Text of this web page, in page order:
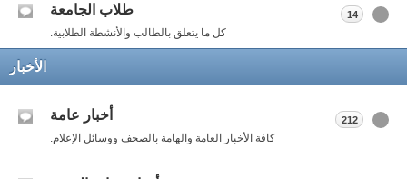
طلاب الجامعة
كل ما يتعلق بالطالب والأنشطة الطلابية.
14
الأخبار
أخبار عامة
كافة الأخبار العامة والهامة بالصحف ووسائل الإعلام.
212